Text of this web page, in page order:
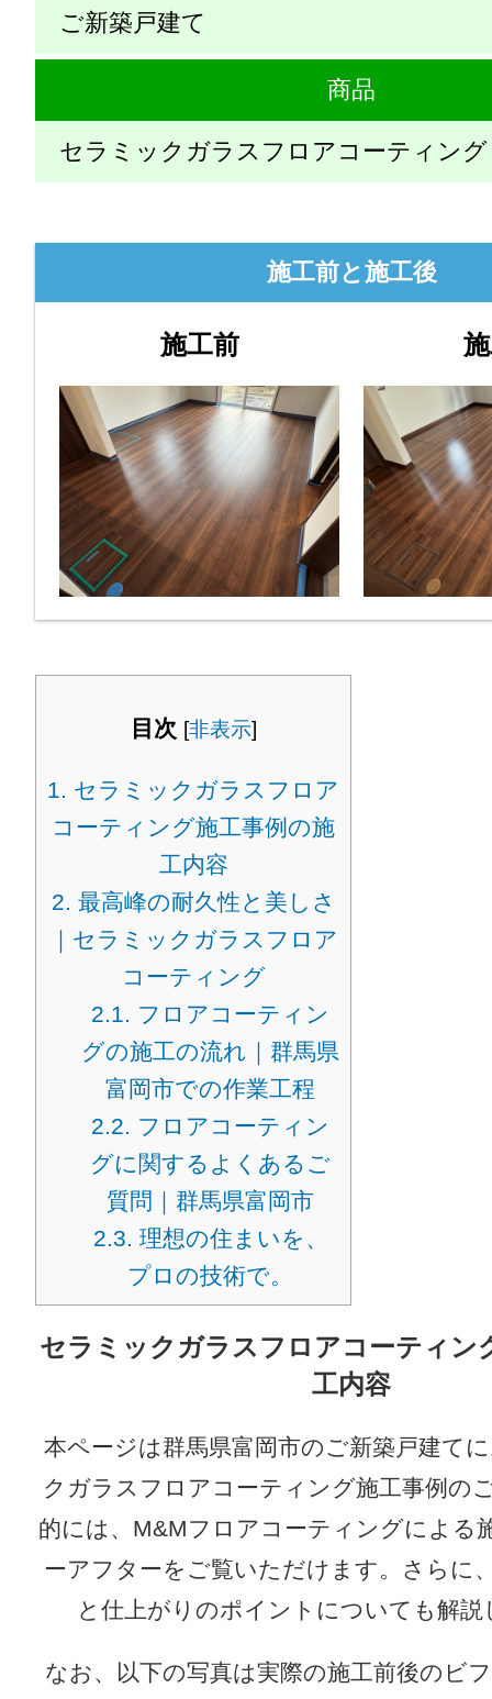
ご新築戸建て
商品
セラミックガラスフロアコーティング
施工前と施工後
施工前
目次 [非表示]
1. セラミックガラスフロア
コーティング施工事例の施
工内容
2. 最高峰の耐久性と美しさ
｜セラミックガラスフロア
コーティング
2.1. フロアコーティン
グの施工の流れ｜群馬県
富岡市での作業工程
2.2. フロアコーティン
グに関するよくあるご
質問｜群馬県富岡市
2.3. 理想の住まいを、
プロの技術で。
セラミックガラスフロアコーティン
工内容
本ページは群馬県富岡市のご新築戸建て
クガラスフロアコーティング施工事例の
的には、M&Mフロアコーティングによる
ーアフターをご覧いただけます。さらに
と仕上がりのポイントについても解説
なお、以下の写真は実際の施工前後のビ